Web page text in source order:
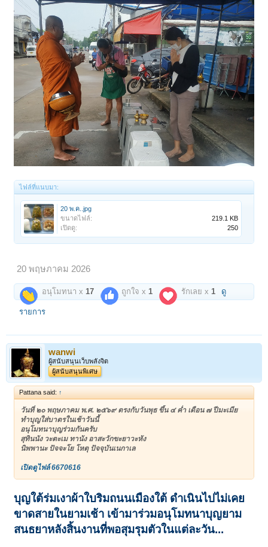
ไฟล์ที่แนบมา:
20 พ.ค..jpg
ขนาดไฟล์:
219.1 KB
เปิดดู:
250
20 พฤษภาคม 2026
อนุโมทนา x 17 ถูกใจ x 1 รักเลย x 1 ดู
รายการ
wanwi
ผู้สนับสนุนเว็บพลังจิต
ผู้สนับสนุนพิเศษ
Pattana said: ↑
วันที่ ๒๐ พฤษภาคม พ.ศ. ๒๕๖๙ ตรงกับวันพุธ ขึ้น ๔ ค่ำ เดือน ๗ ปีมะเมีย
ทำบุญใส่บาตรในเช้าวันนี้
อนุโมทนาบุญร่วมกันครับ
สุทินนัง วะตะเม ทานัง อาสะวักขะยาวะหัง
นิพพานะ ปัจจะโย โหตุ ปัจจุบันเนกาเล
เปิดดูไฟล์ 6670616
บุญใต้ร่มเงาผ้าใบริมถนนเมืองใต้ ดำเนินไปไม่เคย
ขาดสายในยามเช้า เข้ามาร่วมอนุโมทนาบุญยาม
สนธยาหลังสิ้นงานที่พอสุมรุมตัวในแต่ละวัน...